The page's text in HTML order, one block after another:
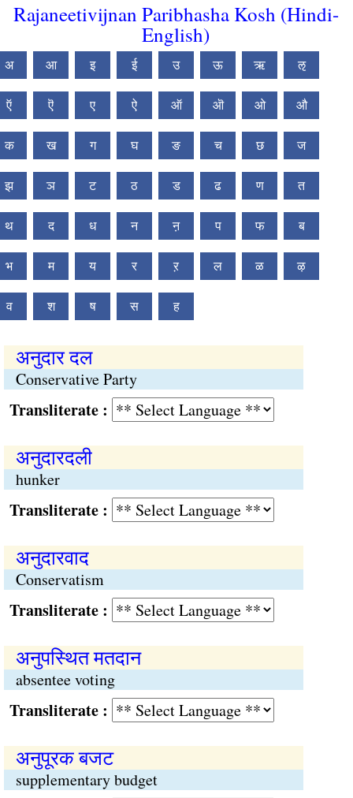
Rajaneetivijnan Paribhasha Kosh (Hindi-
English)
अ आ इ ई उ ऊ ऋ ऌ
ऍ ऎ ए ऐ ऑ ऒ ओ औ
क ख ग घ ङ च छ ज
झ ञ ट ठ ड ढ ण त
थ द ध न ऩ प फ ब
भ म य र ऱ ल ळ ऴ
व श ष स ह
अनुदार दल
Conservative Party
:
अनुदारदली
hunker
:
अनुदारवाद
Conservatism
:
अनुपस्थित मतदान
absentee voting
:
अनुपूरक बजट
supplementary budget